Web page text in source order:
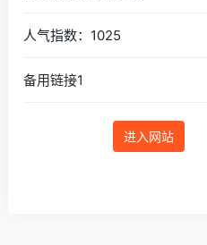
人气指数：1025
备用链接1
进入网站